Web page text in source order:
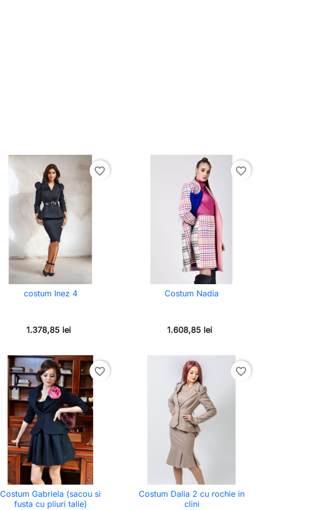
favorite_border
costum Inez 4
1.378,85 lei
favorite_border
Costum Nadia
1.608,85 lei
favorite_border
Costum Gabriela (sacou si
fusta cu pliuri talie)
favorite_border
Costum Dalia 2 cu rochie in
clini